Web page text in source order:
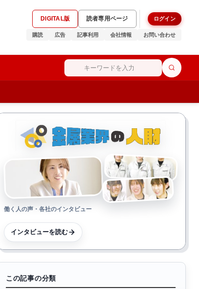
DIGITAL版 読者専用ページ ログイン
購読 広告 記事利用 会社情報 お問い合わせ
働く人の声・各社のインタビュー
インタビューを読む
この記事の分類